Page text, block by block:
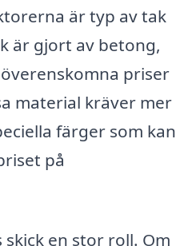
är typ av tak
är gjort av betong,
priser
material kräver mer
färger som kan
på
en stor roll. Om